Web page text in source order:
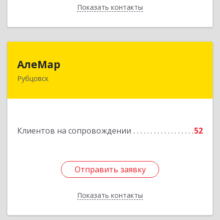
Показать контакты
Назад
АлеМар
Рубцовск
Клиентов на сопровождении 52
Отправить заявку
Показать контакты
Отправить заявку
Назад